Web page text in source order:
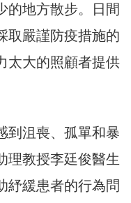
的地方散步。日間
取嚴謹防疫措施的
太大的照顧者提供
到沮喪、孤單和暴
理教授李廷俊醫生
紓緩患者的行為問